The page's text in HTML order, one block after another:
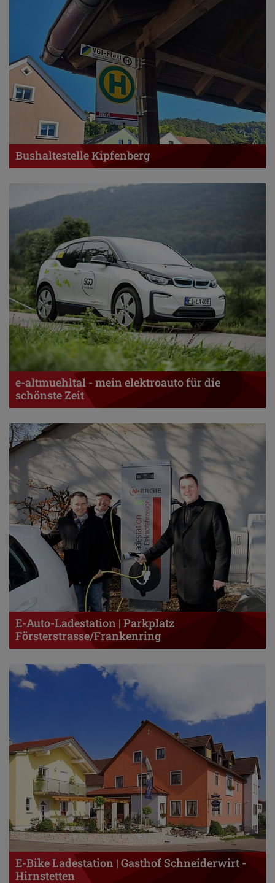
Bushaltestelle Kipfenberg
e-altmuehltal - mein elektroauto für die
schönste Zeit
E-Auto-Ladestation | Parkplatz
Försterstrasse/Frankenring
E-Bike Ladestation | Gasthof Schneiderwirt -
Hirnstetten